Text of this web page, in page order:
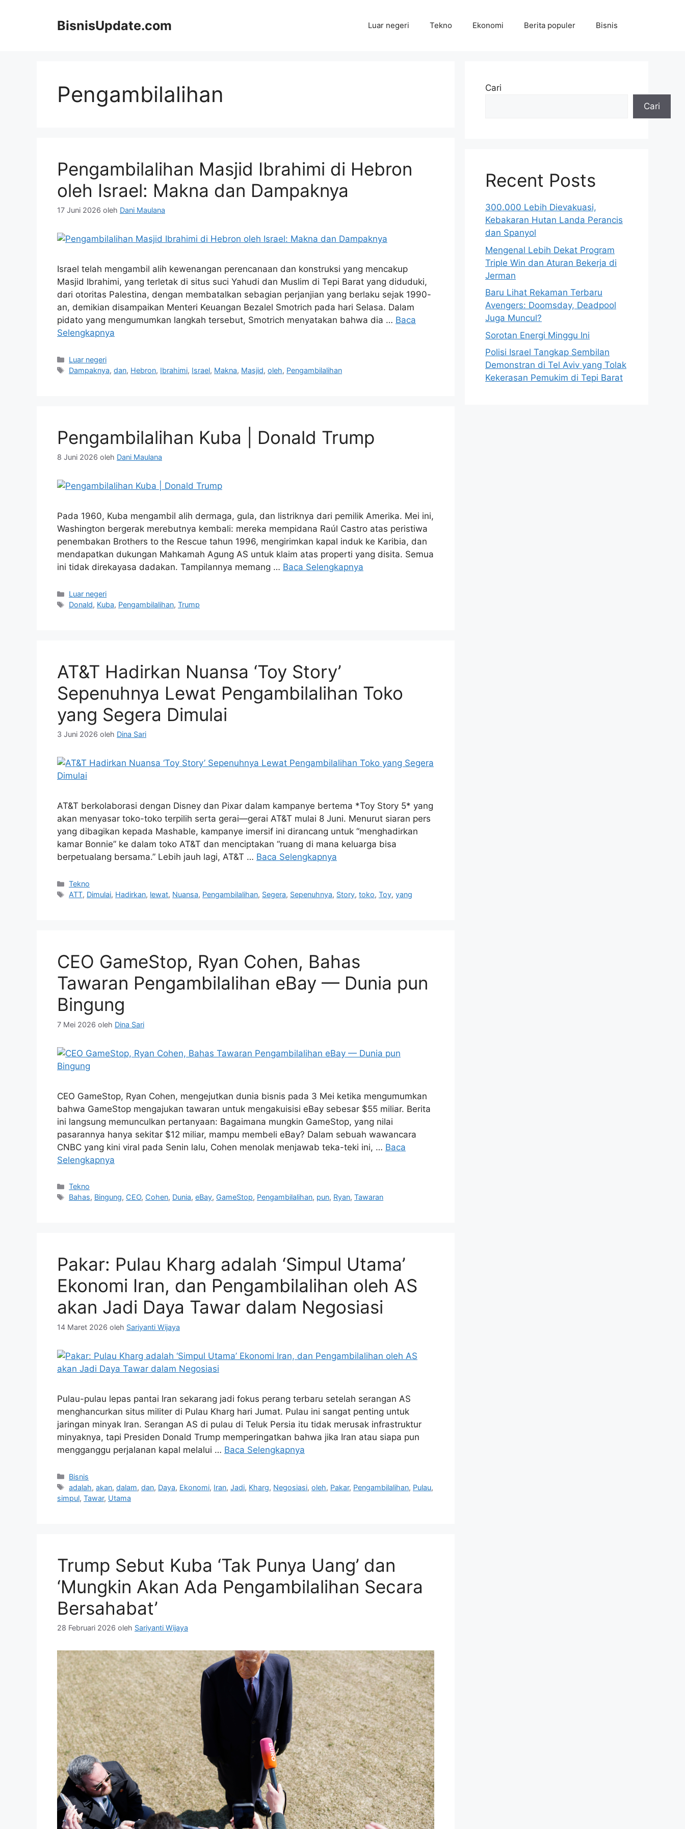
BisnisUpdate.com Luar negeri Tekno Ekonomi Berita populer Bisnis
Pengambilalihan
Pengambilalihan Masjid Ibrahimi di Hebron
oleh Israel: Makna dan Dampaknya
17 Juni 2026 oleh Dani Maulana
Israel telah mengambil alih kewenangan perencanaan dan konstruksi yang mencakup
Masjid Ibrahimi, yang terletak di situs suci Yahudi dan Muslim di Tepi Barat yang diduduki,
dari otoritas Palestina, dengan membatalkan sebagian perjanjian yang berlaku sejak 1990-
an, demikian disampaikan Menteri Keuangan Bezalel Smotrich pada hari Selasa. Dalam
pidato yang mengumumkan langkah tersebut, Smotrich menyatakan bahwa dia … Baca
Selengkapnya
Kategori
Luar negeri
Tag
Dampaknya,dan, Hebron, Ibrahimi, Israel, Makna, Masjid,oleh, Pengambilalihan
Pengambilalihan Kuba | Donald Trump
8 Juni 2026 oleh Dani Maulana
Pada 1960, Kuba mengambil alih dermaga, gula, dan listriknya dari pemilik Amerika. Mei ini,
Washington bergerak merebutnya kembali: mereka mempidana Raúl Castro atas peristiwa
penembakan Brothers to the Rescue tahun 1996, mengirimkan kapal induk ke Karibia, dan
mendapatkan dukungan Mahkamah Agung AS untuk klaim atas properti yang disita. Semua
ini tidak direkayasa dadakan. Tampilannya memang … Baca Selengkapnya
Kategori
Luar negeri
Tag
Donald, Kuba, Pengambilalihan,Trump
AT&T Hadirkan Nuansa ‘Toy Story’
Sepenuhnya Lewat Pengambilalihan Toko
yang Segera Dimulai
3 Juni 2026 oleh Dina Sari
AT&T berkolaborasi dengan Disney dan Pixar dalam kampanye bertema *Toy Story 5* yang
akan menyasar toko-toko terpilih serta gerai—gerai AT&T mulai 8 Juni. Menurut siaran pers
yang dibagikan kepada Mashable, kampanye imersif ini dirancang untuk “menghadirkan
kamar Bonnie” ke dalam toko AT&T dan menciptakan “ruang di mana keluarga bisa
berpetualang bersama.” Lebih jauh lagi, AT&T … Baca Selengkapnya
Kategori
Tekno
Tag
ATT, Dimulai, Hadirkan, lewat, Nuansa, Pengambilalihan, Segera, Sepenuhnya, Story,toko,Toy,yang
CEO GameStop, Ryan Cohen, Bahas
Tawaran Pengambilalihan eBay — Dunia pun
Bingung
7 Mei 2026 oleh Dina Sari
CEO GameStop, Ryan Cohen, mengejutkan dunia bisnis pada 3 Mei ketika mengumumkan
bahwa GameStop mengajukan tawaran untuk mengakuisisi eBay sebesar $55 miliar. Berita
ini langsung memunculkan pertanyaan: Bagaimana mungkin GameStop, yang nilai
pasarannya hanya sekitar $12 miliar, mampu membeli eBay? Dalam sebuah wawancara
CNBC yang kini viral pada Senin lalu, Cohen menolak menjawab teka-teki ini, … Baca
Selengkapnya
Kategori
Tekno
Tag
Bahas, Bingung, CEO, Cohen, Dunia,eBay, GameStop, Pengambilalihan, pun, Ryan,Tawaran
Pakar: Pulau Kharg adalah ‘Simpul Utama’
Ekonomi Iran, dan Pengambilalihan oleh AS
akan Jadi Daya Tawar dalam Negosiasi
14 Maret 2026 oleh Sariyanti Wijaya
Pulau-pulau lepas pantai Iran sekarang jadi fokus perang terbaru setelah serangan AS
menghancurkan situs militer di Pulau Kharg hari Jumat. Pulau ini sangat penting untuk
jaringan minyak Iran. Serangan AS di pulau di Teluk Persia itu tidak merusak infrastruktur
minyaknya, tapi Presiden Donald Trump memperingatkan bahwa jika Iran atau siapa pun
mengganggu perjalanan kapal melalui … Baca Selengkapnya
Kategori
Bisnis
Tag
adalah,akan,dalam,dan, Daya, Ekonomi, Iran,Jadi, Kharg, Negosiasi,oleh, Pakar, Pengambilalihan, Pulau,
simpul, Tawar, Utama
Trump Sebut Kuba ‘Tak Punya Uang’ dan
‘Mungkin Akan Ada Pengambilalihan Secara
Bersahabat’
28 Februari 2026 oleh Sariyanti Wijaya
Cari
Cari
Recent Posts
300.000 Lebih Dievakuasi,
Kebakaran Hutan Landa Perancis
dan Spanyol
Mengenal Lebih Dekat Program
Triple Win dan Aturan Bekerja di
Jerman
Baru Lihat Rekaman Terbaru
Avengers: Doomsday, Deadpool
Juga Muncul?
Sorotan Energi Minggu Ini
Polisi Israel Tangkap Sembilan
Demonstran di Tel Aviv yang Tolak
Kekerasan Pemukim di Tepi Barat